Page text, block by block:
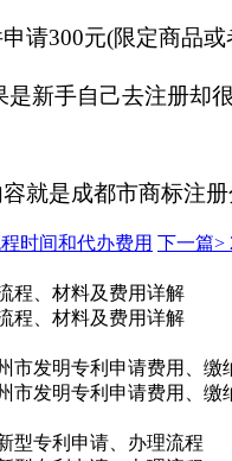
请300元(限定商品
是新手自己去注册却
就是成都市商标注
时间和代办费用 下一篇>
程、材料及费用详解
程、材料及费用详解
市发明专利申请费用、缴
市发明专利申请费用、缴
型专利申请、办理流程